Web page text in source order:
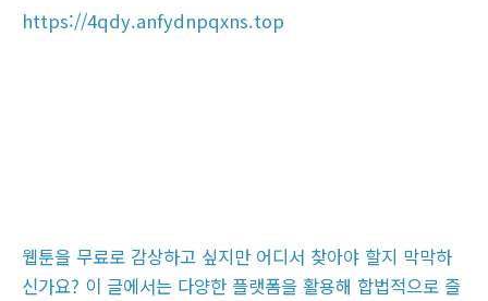
https://4qdy.anfydnpqxns.top
웹툰을 무료로 감상하고 싶지만 어디서 찾아야 할지 막막하
신가요? 이 글에서는 다양한 플랫폼을 활용해 합법적으로 즐